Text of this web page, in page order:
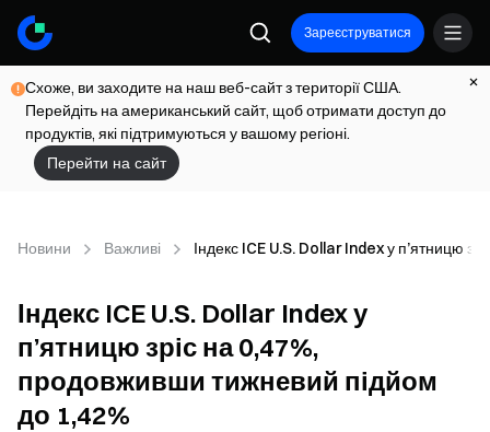
Зареєструватися
Схоже, ви заходите на наш веб-сайт з території США.
Перейдіть на американський сайт, щоб отримати доступ до
продуктів, які підтримуються у вашому регіоні.
Перейти на сайт
Новини Важливі Індекс ICE U.S. Dollar Index у п’ятницю
Індекс ICE U.S. Dollar Index у
п’ятницю зріс на 0,47%,
продовживши тижневий підйом
до 1,42%